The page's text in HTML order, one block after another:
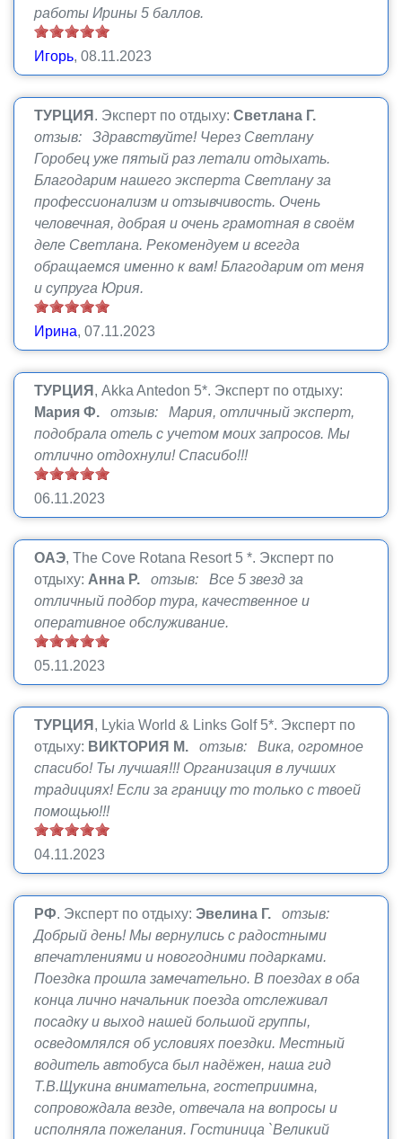
работы Ирины 5 баллов.
Игорь, 08.11.2023
ТУРЦИЯ . Эксперт по отдыху: Светлана Г.
отзыв: Здравствуйте! Через Светлану
Горобец уже пятый раз летали отдыхать.
Благодарим нашего эксперта Светлану за
профессионализм и отзывчивость. Очень
человечная, добрая и очень грамотная в своём
деле Светлана. Рекомендуем и всегда
обращаемся именно к вам! Благодарим от меня
и супруга Юрия.
Ирина, 07.11.2023
ТУРЦИЯ , Akka Antedon 5*. Эксперт по отдыху:
Мария Ф.
отзыв: Мария, отличный эксперт,
подобрала отель с учетом моих запросов. Мы
отлично отдохнули! Спасибо!!!
06.11.2023
ОАЭ, The Cove Rotana Resort 5 *. Эксперт по
отдыху: Анна Р.
отзыв: Все 5 звезд за
отличный подбор тура, качественное и
оперативное обслуживание.
05.11.2023
ТУРЦИЯ , Lykia World & Links Golf 5*. Эксперт по
отдыху: ВИКТОРИЯ М.
отзыв: Вика, огромное
спасибо! Ты лучшая!!! Организация в лучших
традициях! Если за границу то только с твоей
помощью!!!
04.11.2023
РФ. Эксперт по отдыху: Эвелина Г.
отзыв:
Добрый день! Мы вернулись с радостными
впечатлениями и новогодними подарками.
Поездка прошла замечательно. В поездах в оба
конца лично начальник поезда отслеживал
посадку и выход нашей большой группы,
осведомлялся об условиях поездки. Местный
водитель автобуса был надёжен, наша гид
Т.В.Щукина внимательна, гостеприимна,
сопровождала везде, отвечала на вопросы и
исполняла пожелания. Гостиница `Великий